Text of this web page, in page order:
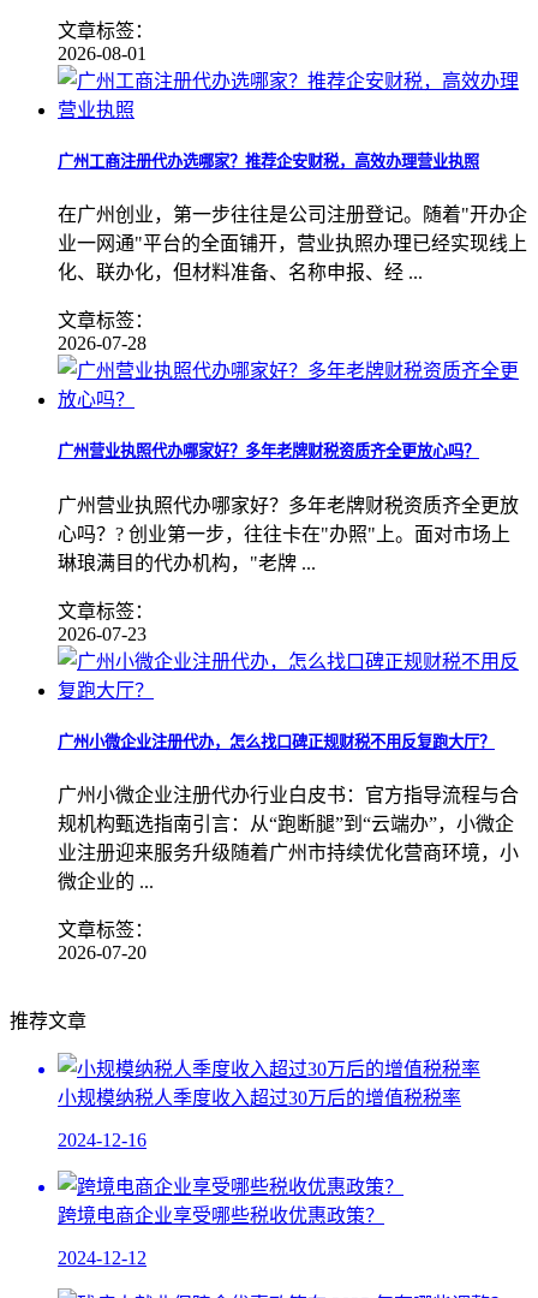
文章标签：
2026-08-01
广州工商注册代办选哪家？推荐企安财税，高效办理营业执照
在广州创业，第一步往往是公司注册登记。随着"开办企
业一网通"平台的全面铺开，营业执照办理已经实现线上
化、联办化，但材料准备、名称申报、经 ...
文章标签：
2026-07-28
广州营业执照代办哪家好？多年老牌财税资质齐全更放心吗？
广州营业执照代办哪家好？多年老牌财税资质齐全更放
心吗？? 创业第一步，往往卡在"办照"上。面对市场上
琳琅满目的代办机构，"老牌 ...
文章标签：
2026-07-23
广州小微企业注册代办，怎么找口碑正规财税不用反复跑大厅？
广州小微企业注册代办行业白皮书：官方指导流程与合
规机构甄选指南引言：从“跑断腿”到“云端办”，小微企
业注册迎来服务升级随着广州市持续优化营商环境，小
微企业的 ...
文章标签：
2026-07-20
推荐文章
小规模纳税人季度收入超过30万后的增值税税率
2024-12-16
跨境电商企业享受哪些税收优惠政策？
2024-12-12